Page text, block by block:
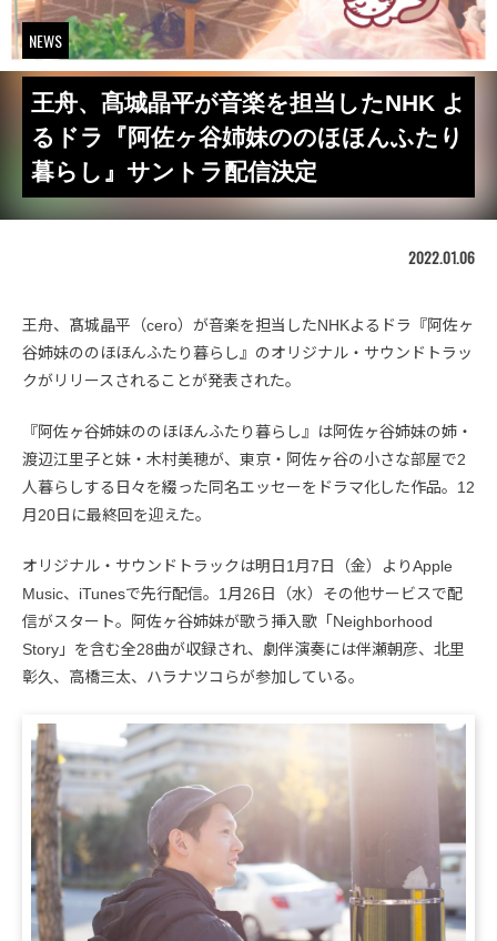
NEWS
王舟、髙城晶平が音楽を担当したNHK よ
るドラ『阿佐ヶ谷姉妹ののほほんふたり
暮らし』サントラ配信決定
2022.01.06
王舟、髙城晶平（cero）が音楽を担当したNHKよるドラ『阿佐ヶ
谷姉妹ののほほんふたり暮らし』のオリジナル・サウンドトラッ
クがリリースされることが発表された。
『阿佐ヶ谷姉妹ののほほんふたり暮らし』は阿佐ヶ谷姉妹の姉・
渡辺江里子と妹・木村美穂が、東京・阿佐ヶ谷の小さな部屋で2
人暮らしする日々を綴った同名エッセーをドラマ化した作品。12
月20日に最終回を迎えた。
オリジナル・サウンドトラックは明日1月7日（金）よりApple
Music、iTunesで先行配信。1月26日（水）その他サービスで配
信がスタート。阿佐ヶ谷姉妹が歌う挿入歌「Neighborhood
Story」を含む全28曲が収録され、劇伴演奏には伴瀬朝彦、北里
彰久、高橋三太、ハラナツコらが参加している。